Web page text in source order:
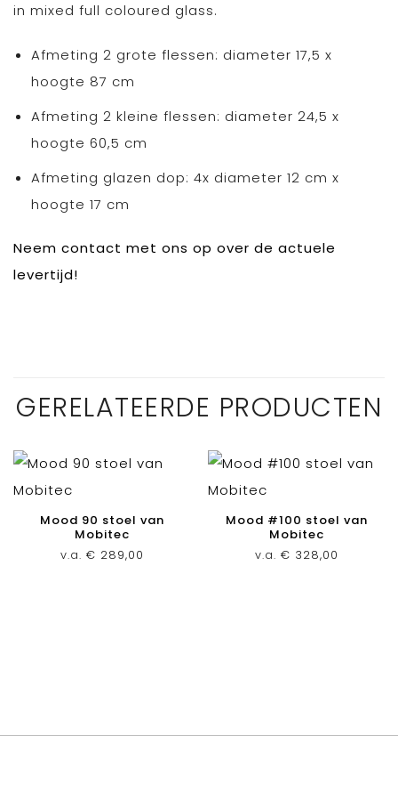
in mixed full coloured glass.
Afmeting 2 grote flessen: diameter 17,5 x
hoogte 87 cm
Afmeting 2 kleine flessen: diameter 24,5 x
hoogte 60,5 cm
Afmeting glazen dop: 4x diameter 12 cm x
hoogte 17 cm
Neem contact met ons op over de actuele
levertijd!
GERELATEERDE PRODUCTEN
Mood 90 stoel van
Mobitec
v.a. € 289,00
Mood #100 stoel van
Mobitec
v.a. € 328,00